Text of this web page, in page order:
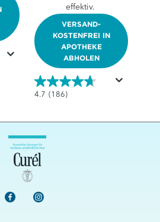
effektiv.
VERSAND-
KOSTENFREI IN
APOTHEKE
ABHOLEN
4.7 (186)
4.7
5
Sternen.
186
Bewertungen